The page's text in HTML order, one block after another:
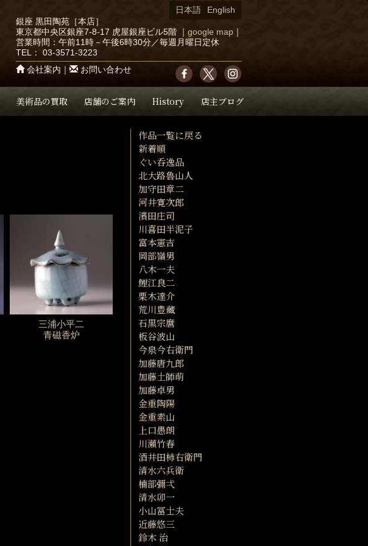
美術品の買取 店舗のご案内 History 店主ブログ
銀座 黒田陶苑［本店］
東京都中央区銀座7-8-17 虎屋銀座ビル5階
google map
営業時間：午前11時－午後6時30分／毎週月曜日定休
TEL： 03-3571-3223
会社案内
お問い合わせ
日本語 English
三浦小平二
青磁香炉
作品一覧に戻る
新着順
ぐい呑逸品
北大路魯山人
加守田章二
河井寛次郎
濱田庄司
川喜田半泥子
富本憲吉
岡部嶺男
八木一夫
鯉江良二
栗木達介
荒川豊藏
石黒宗麿
板谷波山
今泉今右衛門
加藤唐九郎
加藤土師萌
加藤卓男
金重陶陽
金重素山
上口愚朗
川瀬竹春
酒井田柿右衛門
清水六兵衛
楠部彌弌
清水卯一
小山冨士夫
近藤悠三
鈴木 治